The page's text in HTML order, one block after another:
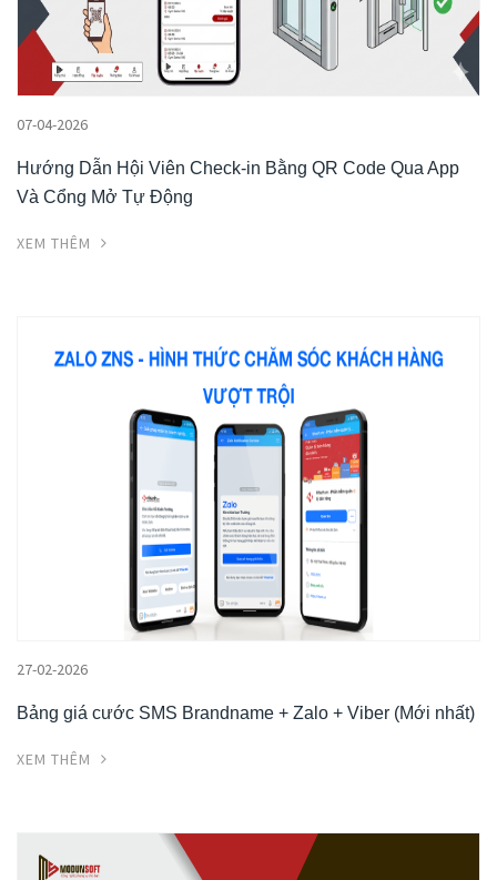
07-04-2026
Hướng Dẫn Hội Viên Check-in Bằng QR Code Qua App
Và Cổng Mở Tự Động
XEM THÊM
27-02-2026
Bảng giá cước SMS Brandname + Zalo + Viber (Mới nhất)
XEM THÊM